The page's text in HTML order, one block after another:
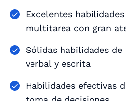
Excelentes
multitarea con gran
Sólidas habilidades de
verbal y escrita
Habilidades efectivas